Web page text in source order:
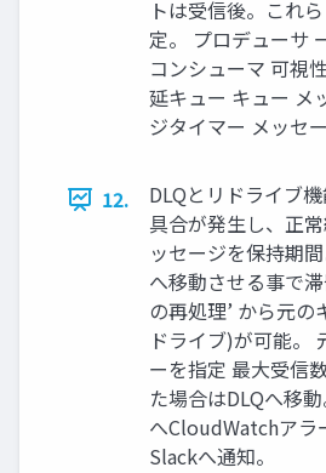
トは受信後。これ
定。 プロデューサ
コンシューマ 可視
延キュー キュー メ
ジタイマー メッセ
12.
DLQとリドライブ
具合が発生し、正
ッセージを保持期
へ移動させる事で
の再処理’ から元の
ドライブ)が可能。
ーを指定 最大受信
た場合はDLQへ移
へCloudWatchアラ
Slackへ通知。